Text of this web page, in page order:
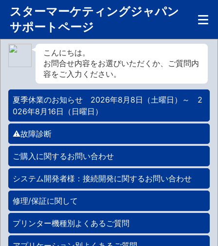
スターマーケティングジャパン
サポートページ